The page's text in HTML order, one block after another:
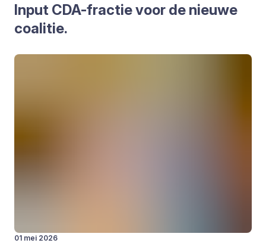
Input CDA-frac­tie voor de nieu­we
coa­li­tie.
01 mei 2026